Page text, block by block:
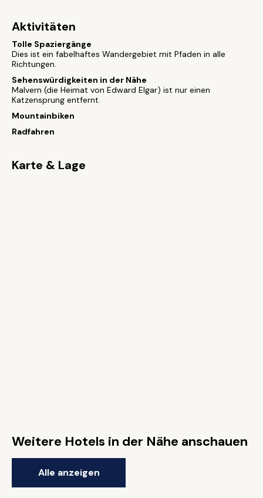
Aktivitäten
Tolle Spaziergänge
Dies ist ein fabelhaftes Wandergebiet mit Pfaden in alle
Richtungen.
Sehenswürdigkeiten in der Nähe
Malvern (die Heimat von Edward Elgar) ist nur einen
Katzensprung entfernt.
Mountainbiken
Radfahren
Karte & Lage
Weitere Hotels in der Nähe anschauen
Alle anzeigen